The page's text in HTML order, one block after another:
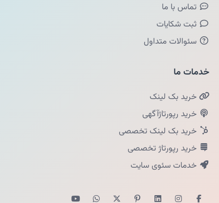
تماس با ما
ثبت شکایات
سئوالات متداول
خدمات ما
خرید بک لینک
خرید رپورتاژآگهی
خرید بک لینک تخصصی
خرید رپورتاژ تخصصی
خدمات سئوی سایت